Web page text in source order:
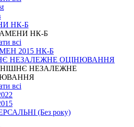
НК-Б
НК-Б
всі
2015 НК-Б
НЕЗАЛЕЖНЕ ОЦІНЮВАННЯ
НЕЗАЛЕЖНЕ
всі
(Без року)